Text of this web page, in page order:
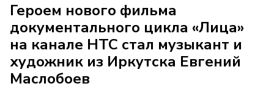
Героем нового фильма
документального цикла «Лица»
на канале НТС стал музыкант и
художник из Иркутска Евгений
Маслобоев